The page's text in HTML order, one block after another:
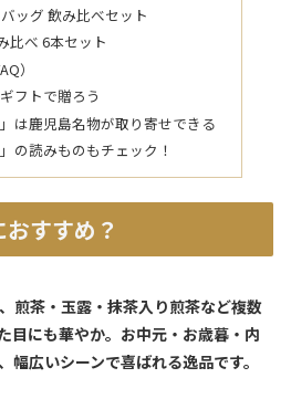
ッグ 飲み比べセット
比べ 6本セット
）
フトで贈ろう
は鹿児島名物が取り寄せできる
の読みものもチェック！
すすめ？
煎茶・玉露・抹茶入り煎茶など複数
目にも華やか。お中元・お歳暮・内
幅広いシーンで喜ばれる逸品です。